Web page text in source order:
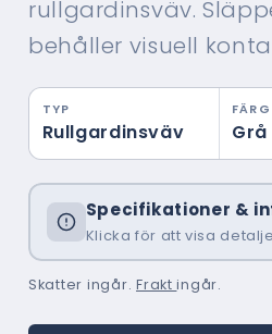
beställ gärna i god tid.
rullgardinsväv.
behåller visuell
TYP
Rullgardinsväv
FÄRG
Grå
Specifikationer &
Klicka för att visa
Skatter ingår.Fraktingår.